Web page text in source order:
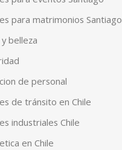
para matrimonios Santiago
belleza
de personal
de tránsito en Chile
industriales Chile
en Chile